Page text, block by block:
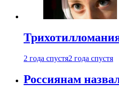
2 года спустя2 года спустя
Россиянам